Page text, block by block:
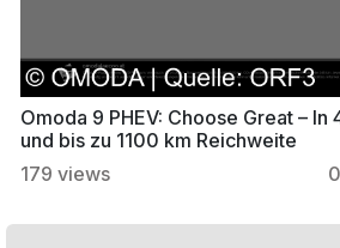
Omoda 9 PHEV: Choose Great – In
und bis zu 1100 km Reichweite
179 views